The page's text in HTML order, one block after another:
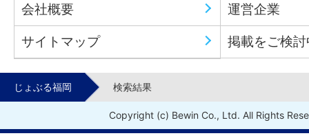
会社概要 運営企業
サイトマップ 掲載をご検
じょぶる福岡 検索結果
Copyright (c) Bewin Co., Ltd. All Rights